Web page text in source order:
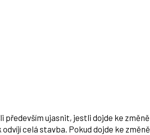
především ujasnit, jestli dojde ke změně
celá stavba. Pokud dojde ke změně